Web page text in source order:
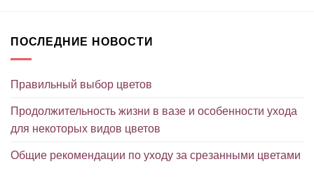
ПОСЛЕДНИЕ НОВОСТИ
Правильный выбор цветов
Продолжительность жизни в вазе и особенности ухода
для некоторых видов цветов
Общие рекомендации по уходу за срезанными цветами